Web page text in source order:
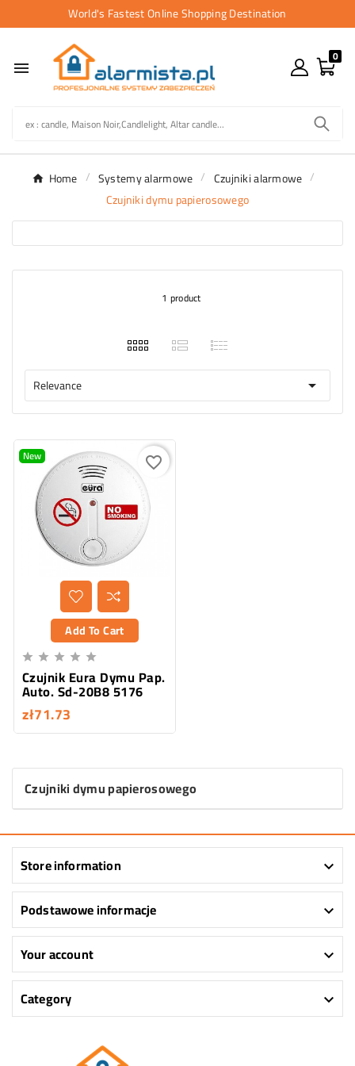
World's Fastest Online Shopping Destination

0
Home Systemy alarmowe
Czujniki alarmowe
Czujniki dymu papierosowego
1 product
Relevance 
New
Add To Cart
    
Czujnik Eura Dymu Pap.
Auto. Sd-20B8 5176
zł71.73
favorite_border
Czujniki dymu papierosowego
Store information 
Podstawowe informacje 
Your account 
Category 